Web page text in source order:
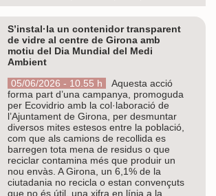
S’instal·la un contenidor transparent
de vidre al centre de Girona amb
motiu del Dia Mundial del Medi
Ambient
05/06/2026 - 10.55 h
Aquesta acció
forma part d’una campanya, promoguda
per Ecovidrio amb la col·laboració de
l’Ajuntament de Girona, per desmuntar
diversos mites estesos entre la població,
com que als camions de recollida es
barregen tota mena de residus o que
reciclar contamina més que produir un
nou envàs. A Girona, un 6,1% de la
ciutadania no recicla o estan convençuts
que no és útil, una xifra en línia a la